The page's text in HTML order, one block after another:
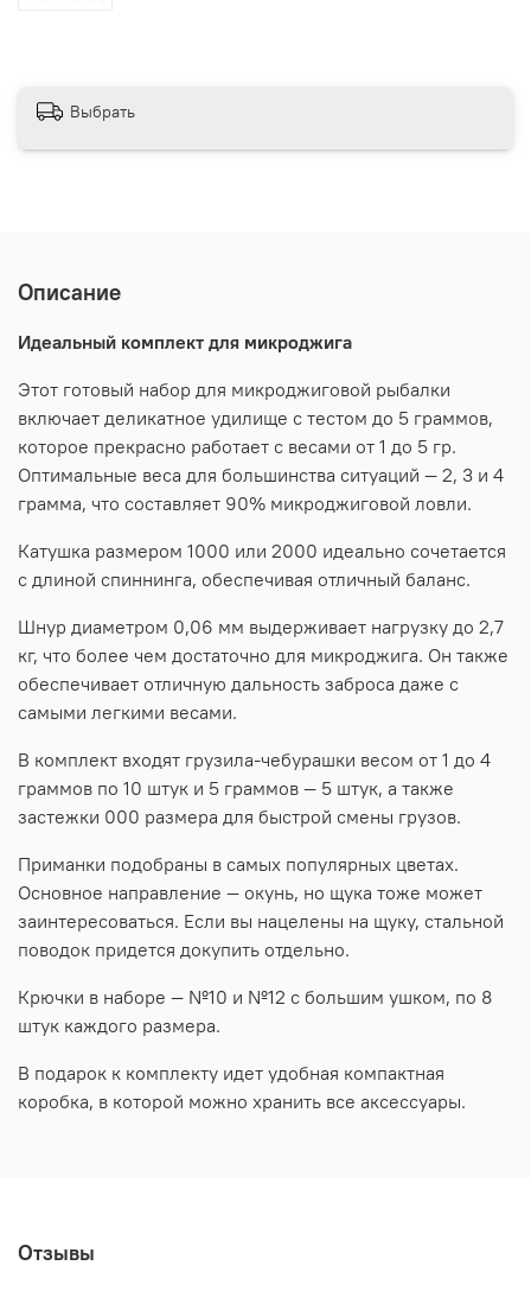
Выбрать
Описание
Идеальный комплект для микроджига
Этот готовый набор для микроджиговой рыбалки
включает деликатное удилище с тестом до 5 граммов,
которое прекрасно работает с весами от 1 до 5 гр.
Оптимальные веса для большинства ситуаций — 2, 3 и 4
грамма, что составляет 90% микроджиговой ловли.
Катушка размером 1000 или 2000 идеально сочетается
с длиной спиннинга, обеспечивая отличный баланс.
Шнур диаметром 0,06 мм выдерживает нагрузку до 2,7
кг, что более чем достаточно для микроджига. Он также
обеспечивает отличную дальность заброса даже с
самыми легкими весами.
В комплект входят грузила-чебурашки весом от 1 до 4
граммов по 10 штук и 5 граммов — 5 штук, а также
застежки 000 размера для быстрой смены грузов.
Приманки подобраны в самых популярных цветах.
Основное направление — окунь, но щука тоже может
заинтересоваться. Если вы нацелены на щуку, стальной
поводок придется докупить отдельно.
Крючки в наборе — №10 и №12 с большим ушком, по 8
штук каждого размера.
В подарок к комплекту идет удобная компактная
коробка, в которой можно хранить все аксессуары.
Отзывы